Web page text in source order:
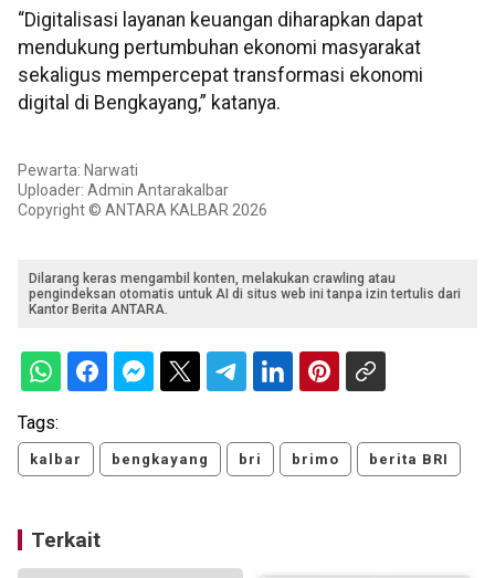
“Digitalisasi layanan keuangan diharapkan dapat
mendukung pertumbuhan ekonomi masyarakat
sekaligus mempercepat transformasi ekonomi
digital di Bengkayang,” katanya.
Pewarta: Narwati
Uploader: Admin Antarakalbar
Copyright © ANTARA KALBAR 2026
Dilarang keras mengambil konten, melakukan crawling atau
pengindeksan otomatis untuk AI di situs web ini tanpa izin tertulis dari
Kantor Berita ANTARA.
Tags:
kalbar bengkayang bri brimo berita BRI
Terkait